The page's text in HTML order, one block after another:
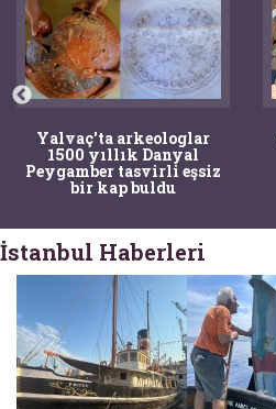
Yalvaç'ta arkeologlar
1500 yıllık Danyal
Peygamber tasvirli eşsiz
bir kap buldu
İstanbul Haberleri